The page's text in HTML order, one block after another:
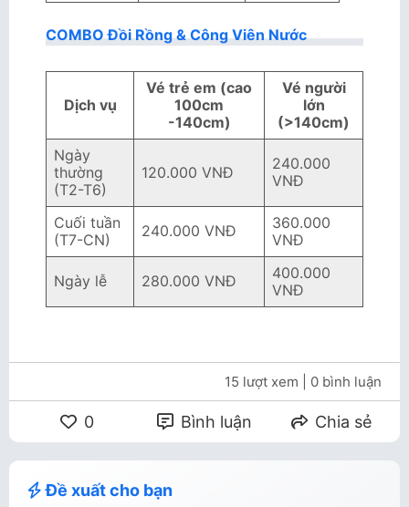
COMBO Đồi Rồng & Công Viên Nước
Dịch vụ
Vé trẻ em (cao
100cm
-140cm)
Vé người
lớn
(>140cm)
Ngày
thường
(T2-T6)
120.000 VNĐ
240.000
VNĐ
Cuối tuần
(T7-CN)
240.000 VNĐ
360.000
VNĐ
Ngày lễ 280.000 VNĐ
400.000
VNĐ
15 lượt xem | 0 bình luận
0 Bình luận Chia sẻ
Đề xuất cho bạn